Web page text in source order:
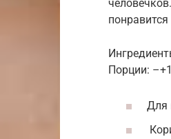
Порции: –+1
Для